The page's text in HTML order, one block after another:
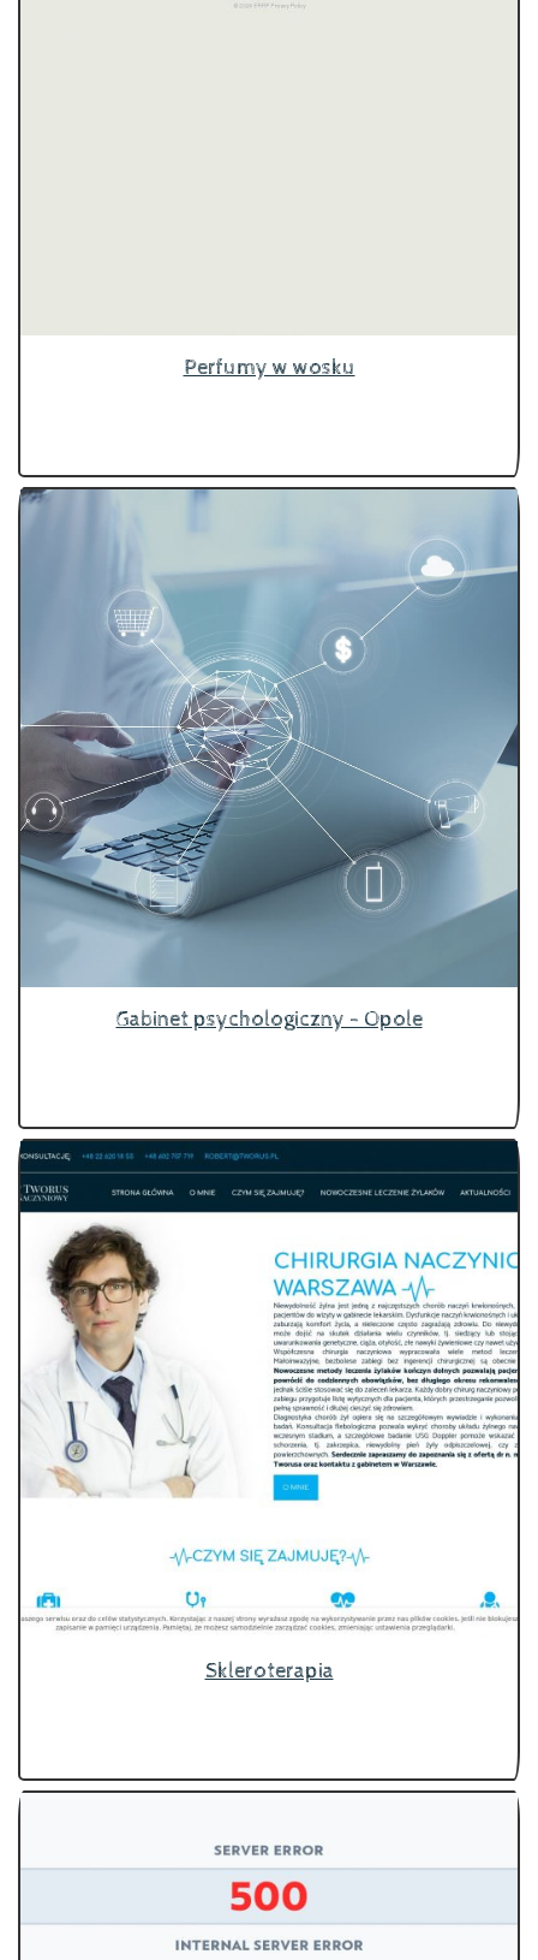
Perfumy w wosku
Gabinet psychologiczny - Opole
Skleroterapia